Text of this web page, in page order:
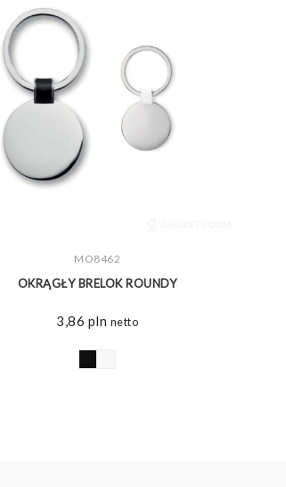
ZOBACZ WIĘCEJ
MO8462
OKRĄGŁY BRELOK ROUNDY
3,86 pln netto